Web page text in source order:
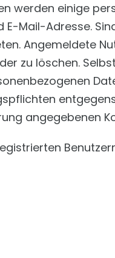
werden einige
Mail-Adresse.
Angemeldete
zu löschen.
angegebenen